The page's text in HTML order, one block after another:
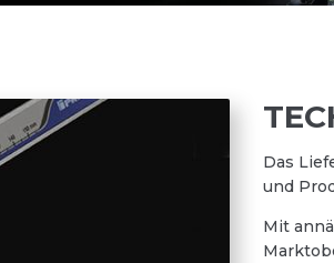
Das
und
Mit